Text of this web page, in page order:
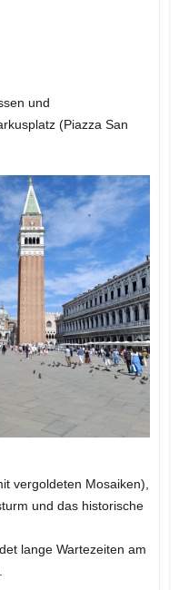
und
(Piazza San
vergoldeten Mosaiken),
und das historische
lange Wartezeiten am